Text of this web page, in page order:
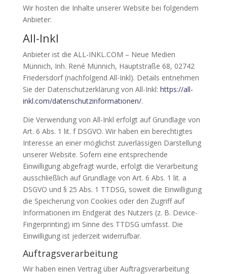
Wir hosten die Inhalte unserer Website bei folgendem
Anbieter:
All-Inkl
Anbieter ist die ALL-INKL.COM – Neue Medien
Münnich, Inh. René Münnich, Hauptstraße 68, 02742
Friedersdorf (nachfolgend All-Inkl). Details entnehmen
Sie der Datenschutzerklärung von All-Inkl: https://all-
inkl.com/datenschutzinformationen/.
Die Verwendung von All-Inkl erfolgt auf Grundlage von
Art. 6 Abs. 1 lit. f DSGVO. Wir haben ein berechtigtes
Interesse an einer möglichst zuverlässigen Darstellung
unserer Website. Sofern eine entsprechende
Einwilligung abgefragt wurde, erfolgt die Verarbeitung
ausschließlich auf Grundlage von Art. 6 Abs. 1 lit. a
DSGVO und § 25 Abs. 1 TTDSG, soweit die Einwilligung
die Speicherung von Cookies oder den Zugriff auf
Informationen im Endgerät des Nutzers (z. B. Device-
Fingerprinting) im Sinne des TTDSG umfasst. Die
Einwilligung ist jederzeit widerrufbar.
Auftragsverarbeitung
Wir haben einen Vertrag über Auftragsverarbeitung